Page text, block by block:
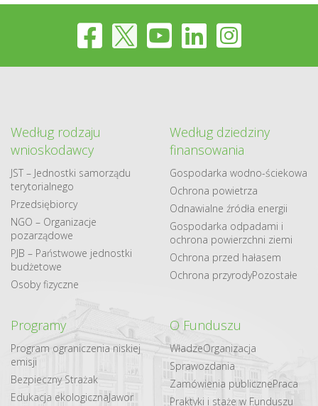
Według rodzaju
wnioskodawcy
JST – Jednostki samorządu
terytorialnego
Przedsiębiorcy
NGO – Organizacje
pozarządowe
PJB – Państwowe jednostki
budżetowe
Osoby fizyczne
Według dziedziny
finansowania
Gospodarka​ wodno​-ściekowa
Ochrona powietrza
Odnawialne​ źródła​ energii
Gospodarka odpadami i
ochrona powierzchni ziemi
Ochrona przed hałasem
Ochrona przyrodyPozostałe
Programy
Program ograniczenia niskiej
emisji
Bezpieczny Strażak
Edukacja ekologicznaJawor
O Funduszu
WładzeOrganizacja
Sprawozdania
Zamówienia publicznePraca
Praktyki i staże w Funduszu